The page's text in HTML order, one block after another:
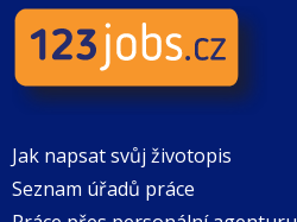
Jak napsat svůj životopis
Seznam úřadů práce